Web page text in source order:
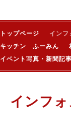
トップページ インフ
キッチン ふーみん
イベント写真・新聞記
インフ